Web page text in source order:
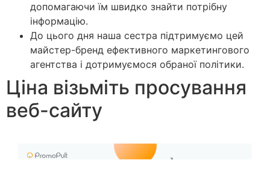
допомагаючи їм швидко знайти потрібну
інформацію.
До цього дня наша сестра підтримуємо цей
майстер-бренд ефективного маркетингового
агентства і дотримуємося обраної політики.
Ціна візьміть просування
веб-сайту